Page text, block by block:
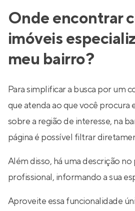
Onde encontrar
imóveis
meu bairro?
Para simplificar a busca por um
que atenda ao que você procura
sobre a região de interesse, na
página é possível filtrar
Além disso, há uma descrição
profissional, informando a sua
Aproveite essa funcionalidade